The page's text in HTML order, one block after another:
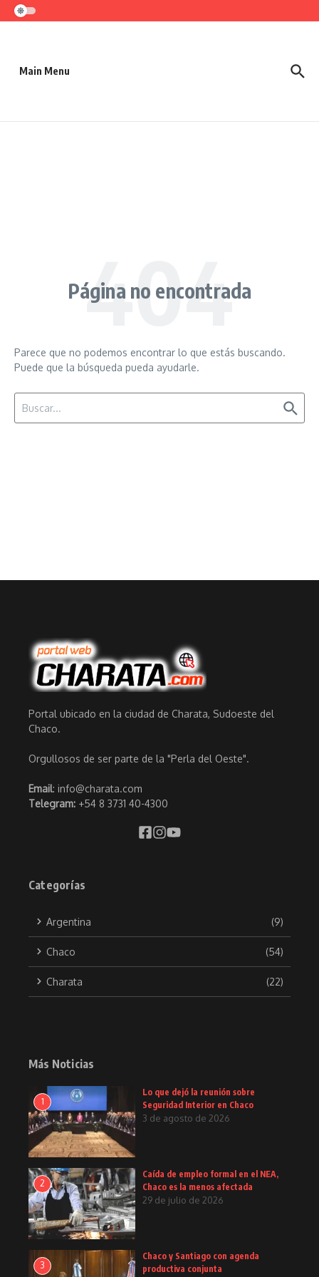
Saltar al contenido
Main Menu
Página no encontrada
Parece que no podemos encontrar lo que estás buscando.
Puede que la búsqueda pueda ayudarle.
Portal ubicado en la ciudad de Charata, Sudoeste del
Chaco.
Orgullosos de ser parte de la "Perla del Oeste".
Email: info@charata.com
Telegram: +54 8 3731 40-4300
Categorías
Argentina (9)
Chaco (54)
Charata (22)
Más Noticias
1
Lo que dejó la reunión sobre
Seguridad Interior en Chaco
3 de agosto de 2026
2
Caída de empleo formal en el NEA,
Chaco es la menos afectada
29 de julio de 2026
3
Chaco y Santiago con agenda
productiva conjunta